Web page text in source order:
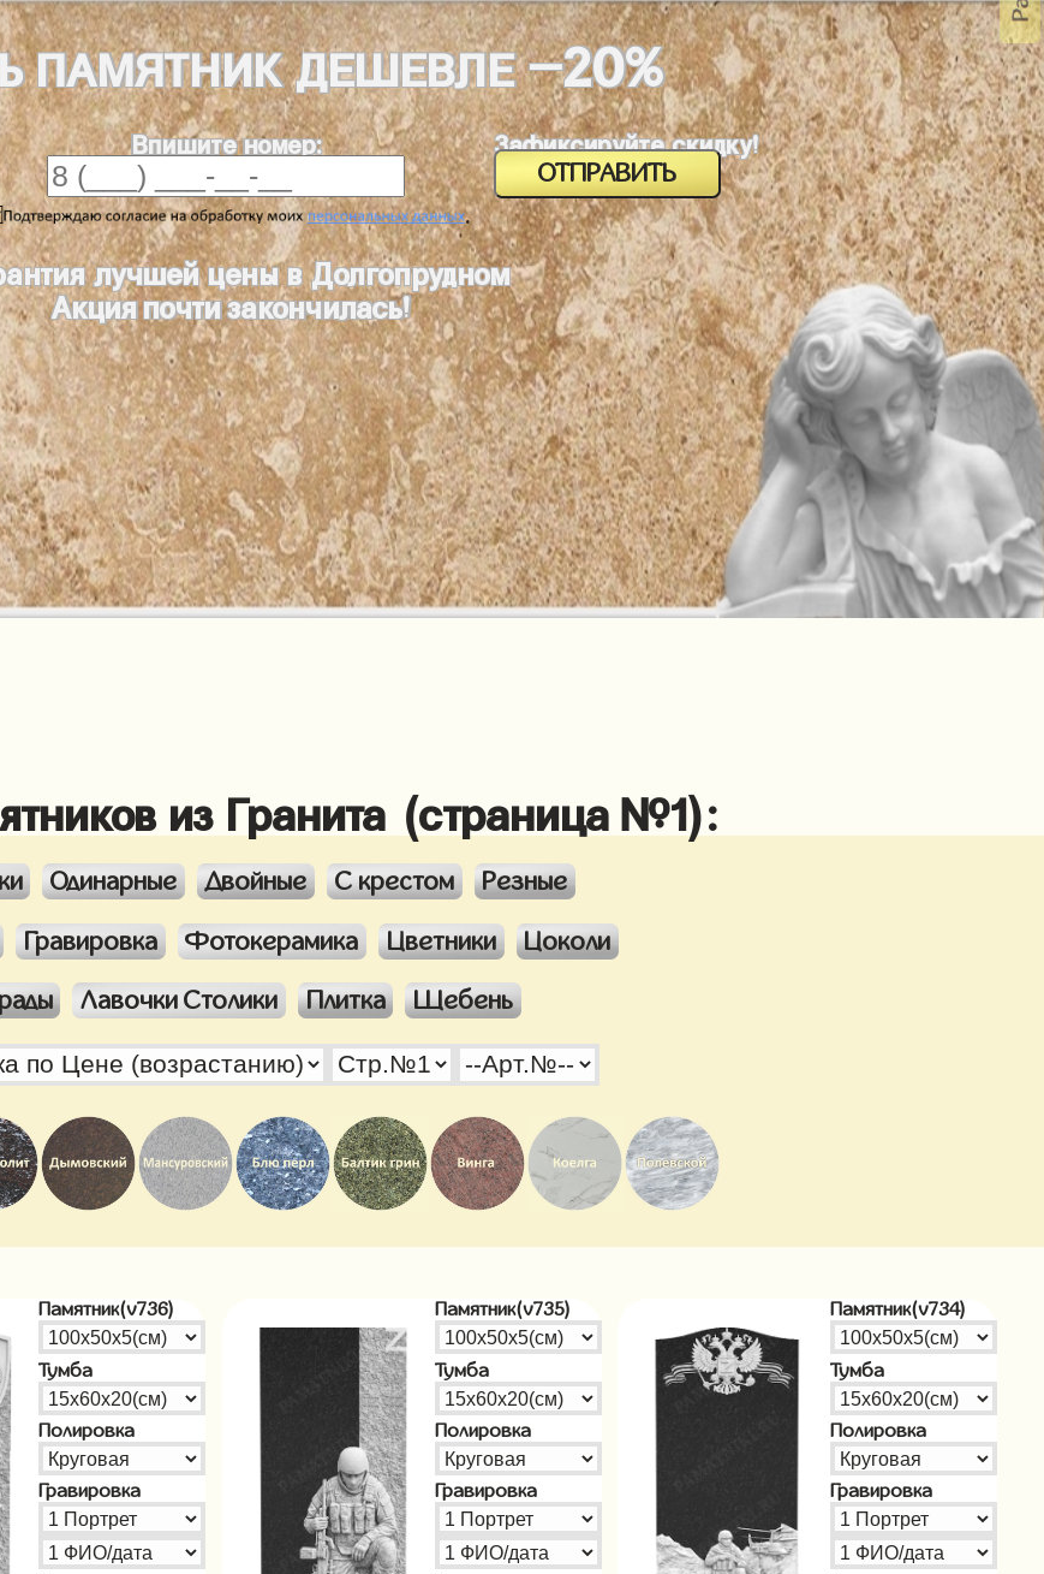
ПАМЯТНИКДЕШЕВЛЕ-20%
Впишите номер:
.
Зафиксируйте скидку!
лучшей цены в Долгопрудном
Акция почти закончилась!
из Гранита (страница №1):
Одинарные Двойные С крестом Резные
Гравировка Фотокерамика Цветники Цоколи
Лавочки Столики Плитка Щебень
Памятник(v736)
Тумба
Полировка
Гравировка
Памятник(v735)
Тумба
Полировка
Гравировка
Памятник(v734)
Тумба
Полировка
Гравировка